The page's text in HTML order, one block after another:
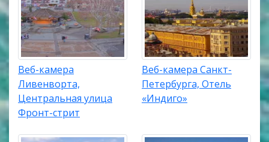
Веб-камера
Ливенворта,
Центральная улица
Фронт-стрит
Веб-камера Санкт-
Петербурга, Отель
«Индиго»